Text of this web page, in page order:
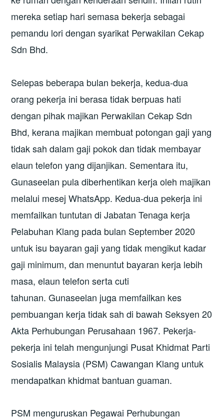
mereka setiap hari semasa bekerja sebagai
pemandu lori dengan syarikat Perwakilan Cekap
Sdn Bhd.
Selepas beberapa bulan bekerja, kedua-dua
orang pekerja ini berasa tidak berpuas hati
dengan pihak majikan Perwakilan Cekap Sdn
Bhd, kerana majikan membuat potongan gaji yang
tidak sah dalam gaji pokok dan tidak membayar
elaun telefon yang dijanjikan. Sementara itu,
Gunaseelan pula diberhentikan kerja oleh majikan
melalui mesej WhatsApp. Kedua-dua pekerja ini
memfailkan tuntutan di Jabatan Tenaga kerja
Pelabuhan Klang pada bulan September 2020
untuk isu bayaran gaji yang tidak mengikut kadar
gaji minimum, dan menuntut bayaran kerja lebih
masa, elaun telefon serta cuti
tahunan. Gunaseelan juga memfailkan kes
pembuangan kerja tidak sah di bawah Seksyen 20
Akta Perhubungan Perusahaan 1967. Pekerja-
pekerja ini telah mengunjungi Pusat Khidmat Parti
Sosialis Malaysia (PSM) Cawangan Klang untuk
mendapatkan khidmat bantuan guaman.
PSM menguruskan Pegawai Perhubungan